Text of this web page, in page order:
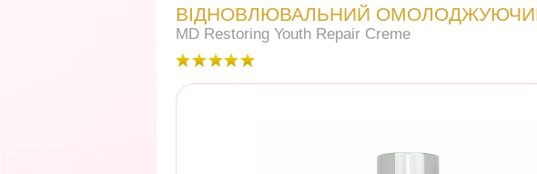
ВІДНОВЛЮВАЛЬНИЙ
MD Restoring Youth Repair Creme